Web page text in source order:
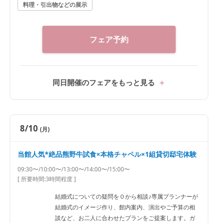
料理・引出物などの展示
フェア予約
同日開催のフェアをもっと見る
8/10 (月)
当館人気*絶品熊野牛試食×本格チャペル×1組貸切邸宅体験
09:30〜/10:00〜/13:00〜/14:00〜/15:00〜
[ 所要時間:3時間程度]
結婚式についての疑問を０から相談♪専属プランナーが
結婚式のイメージ作り、館内案内、演出やご予算の相
談など、お二人に合わせたプランをご提案します。ガ